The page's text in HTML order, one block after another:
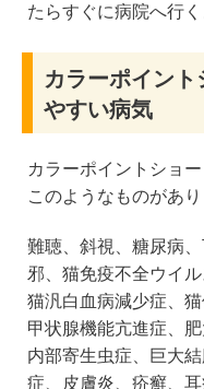
たらすぐに病院へ行く
カラーポイント
やすい病気
カラーポイントショ
このようなものがあり
難聴、斜視、糖尿病
邪、猫免疫不全ウイ
猫汎白血病減少症、
甲状腺機能亢進症、
内部寄生虫症、巨大
症、皮膚炎、疥癬、